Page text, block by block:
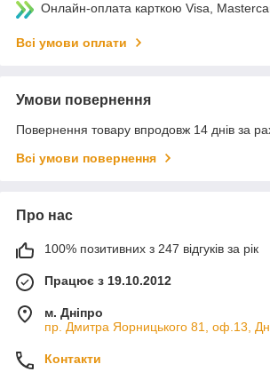
Онлайн-оплата карткою Visa,
Всі умови оплати
Умови повернення
Повернення товару впродовж 14 днів за
Всі умови повернення
Про нас
100% позитивних з 247 відгуків за рік
Працює з 19.10.2012
м. Дніпро
пр. Дмитра Яорницького 81, оф.13,
Контакти